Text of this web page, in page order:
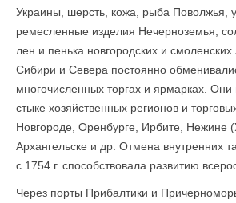
Украины, шерсть, кожа, рыба Поволжья,
ремесленные изделия Нечерноземья,
лен и пенька новгородских и
Сибири и Севера постоянно
многочисленных торгах и ярмарках. Они
стыке хозяйственных регионов и
Новгороде, Оренбурге, Ирбите, Нежине
Архангельске и др. Отмена внутренних
с 1754 г. способствовала развитию
Через порты Прибалтики и